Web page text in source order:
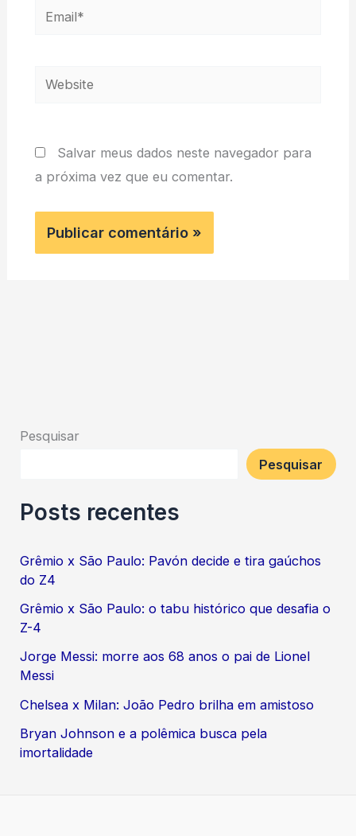
Email*
Website
Salvar meus dados neste navegador para
a próxima vez que eu comentar.
Pesquisar
Pesquisar
Posts recentes
Grêmio x São Paulo: Pavón decide e tira gaúchos
do Z4
Grêmio x São Paulo: o tabu histórico que desafia o
Z-4
Jorge Messi: morre aos 68 anos o pai de Lionel
Messi
Chelsea x Milan: João Pedro brilha em amistoso
Bryan Johnson e a polêmica busca pela
imortalidade